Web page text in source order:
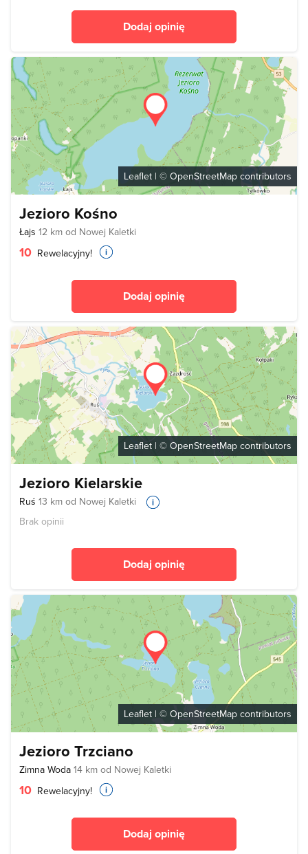
Dodaj opinię
Leaflet | © OpenStreetMap contributors
Jezioro Kośno
Łajs 12 km od Nowej Kaletki
10 Rewelacyjny!
Dodaj opinię
Leaflet | © OpenStreetMap contributors
Jezioro Kielarskie
Ruś 13 km od Nowej Kaletki
Brak opinii
Dodaj opinię
Leaflet | © OpenStreetMap contributors
Jezioro Trzciano
Zimna Woda 14 km od Nowej Kaletki
10 Rewelacyjny!
Dodaj opinię